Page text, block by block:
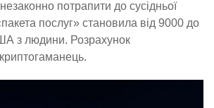
потрапити до сусідньої
послуг» становила від 9000 до
з людини. Розрахунок